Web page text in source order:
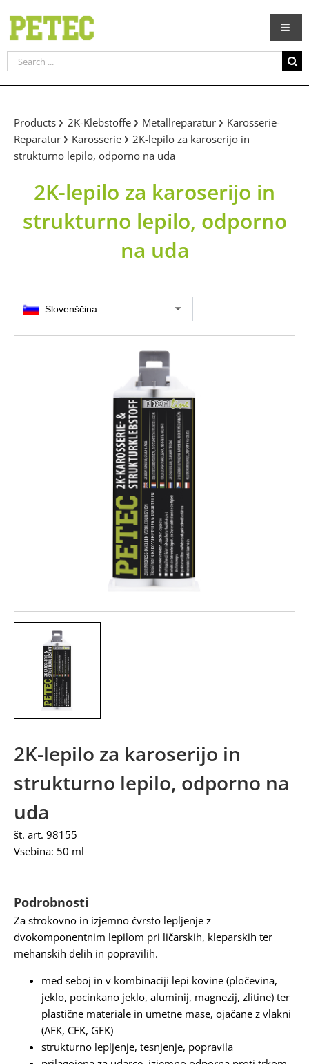
content
Search
for:
Products 2K-Klebstoffe Metallreparatur
Karosserie-
Reparatur
Karosserie
2K-lepilo za karoserijo in
strukturno lepilo, odporno na uda
2K-lepilo za karoserijo in
strukturno lepilo, odporno
na uda
Slovenščina
2K-lepilo za karoserijo in
strukturno lepilo, odporno na
uda
št. art. 98155
Vsebina: 50 ml
Podrobnosti
Za strokovno in izjemno čvrsto lepljenje z
dvokomponentnim lepilom pri ličarskih, kleparskih ter
mehanskih delih in popravilih.
med seboj in v kombinaciji lepi kovine (pločevina,
jeklo, pocinkano jeklo, aluminij, magnezij, zlitine) ter
plastične materiale in umetne mase, ojačane z vlakni
(AFK, CFK, GFK)
strukturno lepljenje, tesnjenje, popravila